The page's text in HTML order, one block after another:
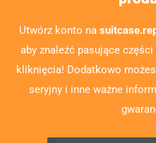
Utwórz konto na
aby znaleźć pasujące
kliknięcia! Dodatkowo
seryjny i inne ważne